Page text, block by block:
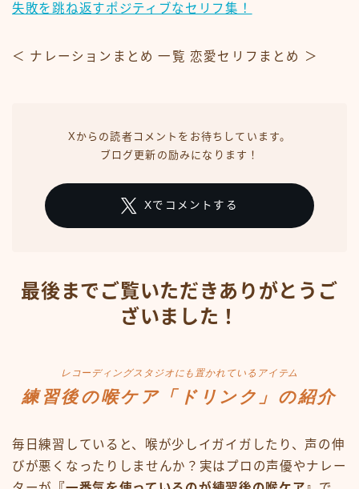
失敗を跳ね返すポジティブなセリフ集！
＜ ナレーションまとめ 一覧 恋愛セリフまとめ ＞
Xからの読者コメントをお待ちしています。
ブログ更新の励みになります！
Xでコメントする
最後までご覧いただきありがとうご
ざいました！
レコーディングスタジオにも置かれているアイテム
練習後の喉ケア「ドリンク」の紹介
毎日練習していると、喉が少しイガイガしたり、声の伸
びが悪くなったりしませんか？実はプロの声優やナレー